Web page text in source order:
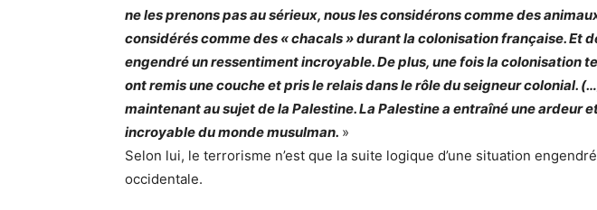
ne les prenons pas au sérieux, nous les considérons comme des
considérés comme des « chacals » durant la colonisation française. Et
engendré un ressentiment incroyable. De plus, une fois la colonisation
ont remis une couche et pris le relais dans le rôle du seigneur colonial.
maintenant au sujet de la Palestine. La Palestine a entraîné une ardeur
incroyable du monde musulman. »
Selon lui, le terrorisme n’est que la suite logique d’une situation
occidentale.